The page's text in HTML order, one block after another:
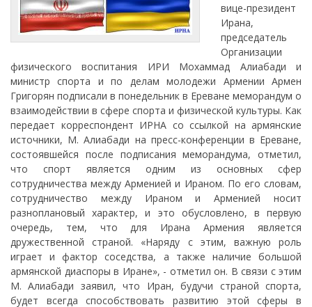
вице-президент
Ирана,
председатель
Организации
физического воспитания ИРИ Мохаммад Алиабади и
министр спорта и по делам молодежи Армении Армен
Григорян подписали в понедельник в Ереване меморандум о
взаимодействии в сфере спорта и физической культуры. Как
передает корреспондент ИРНА со ссылкой на армянские
источники, М. Алиабади на пресс-конференции в Ереване,
состоявшейся после подписания меморандума, отметил,
что спорт является одним из основных сфер
сотрудничества между Арменией и Ираном. По его словам,
сотрудничество между Ираном и Арменией носит
разноплановый характер, и это обусловлено, в первую
очередь, тем, что для Ирана Армения является
дружественной страной. «Наряду с этим, важную роль
играет и фактор соседства, а также наличие большой
армянской диаспоры в Иране», - отметил он. В связи с этим
М. Алиабади заявил, что Иран, будучи страной спорта,
будет всегда способствовать развитию этой сферы в